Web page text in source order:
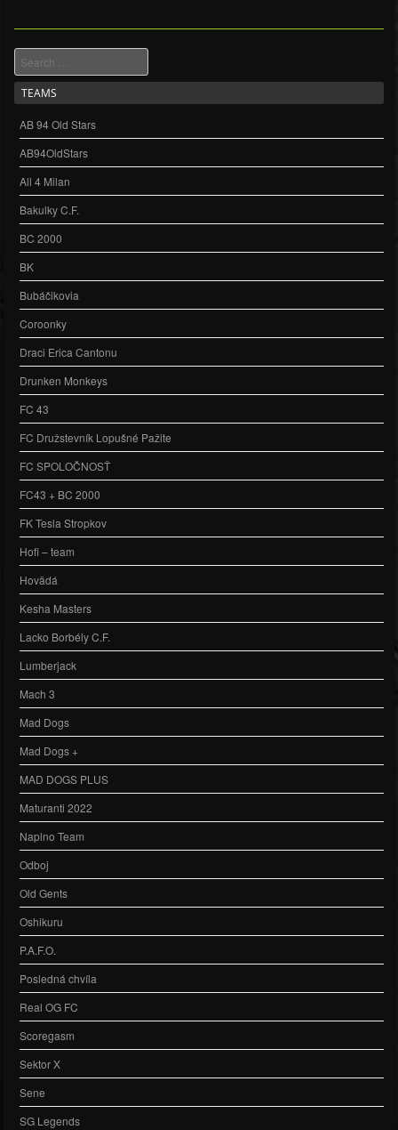
Search
TEAMS
AB 94 Old Stars
AB94OldStars
All 4 Milan
Bakulky C.F.
BC 2000
BK
Bubáčikovia
Coroonky
Draci Erica Cantonu
Drunken Monkeys
FC 43
FC Družstevník Lopušné Pažite
FC SPOLOČNOSŤ
FC43 + BC 2000
FK Tesla Stropkov
Hofi – team
Hovädá
Kesha Masters
Lacko Borbély C.F.
Lumberjack
Mach 3
Mad Dogs
Mad Dogs +
MAD DOGS PLUS
Maturanti 2022
Naplno Team
Odboj
Old Gents
Oshikuru
P.A.F.O.
Posledná chvíla
Real OG FC
Scoregasm
Sektor X
Sene
SG Legends